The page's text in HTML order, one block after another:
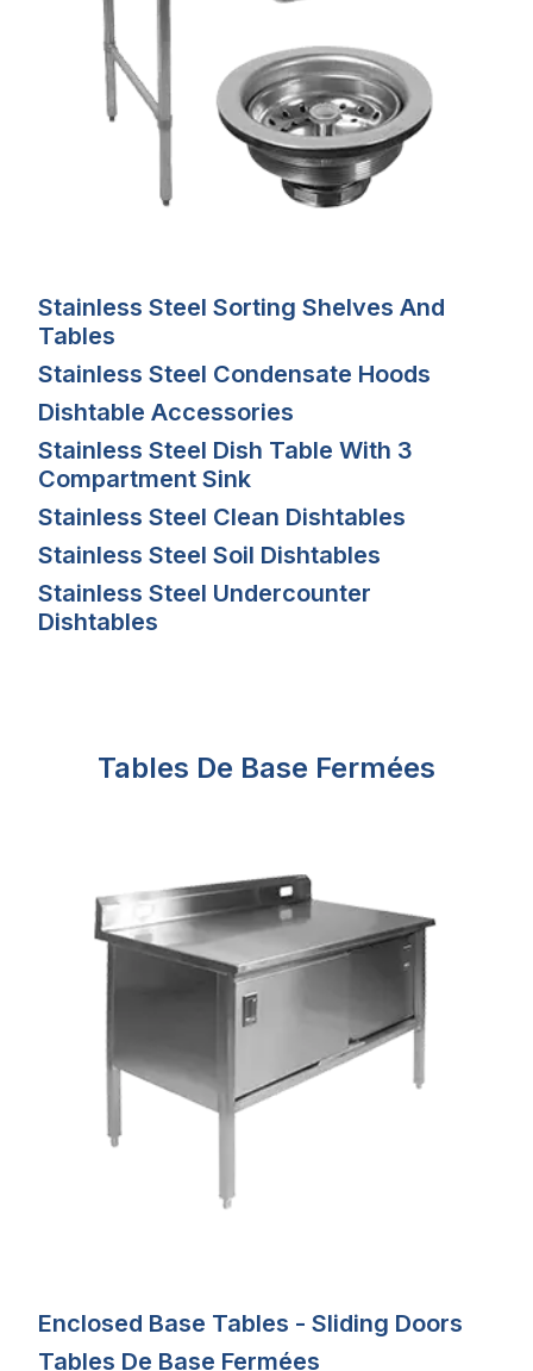
Stainless Steel Sorting Shelves And
Tables
Stainless Steel Condensate Hoods
Dishtable Accessories
Stainless Steel Dish Table With 3
Compartment Sink
Stainless Steel Clean Dishtables
Stainless Steel Soil Dishtables
Stainless Steel Undercounter
Dishtables
Tables De Base Fermées
Enclosed Base Tables - Sliding Doors
Tables De Base Fermées